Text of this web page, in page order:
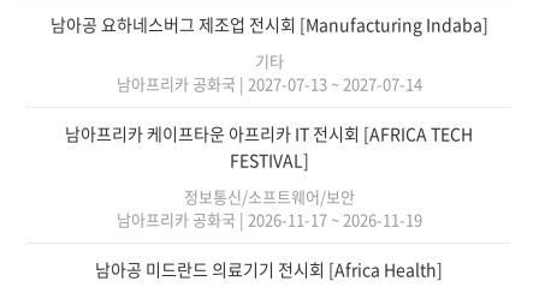
남아공 요하네스버그 제조업 전시회 [Manufacturing Indaba]
기타
남아프리카 공화국 | 2027-07-13 ~ 2027-07-14
남아프리카 케이프타운 아프리카 IT 전시회 [AFRICA TECH
FESTIVAL]
정보통신/소프트웨어/보안
남아프리카 공화국 | 2026-11-17 ~ 2026-11-19
남아공 미드란드 의료기기 전시회 [Africa Health]